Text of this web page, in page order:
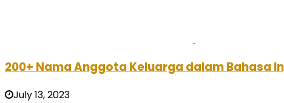
200+ Nama Anggota Keluarga dalam Bahasa
July 13, 2023